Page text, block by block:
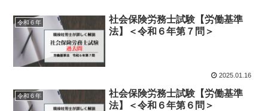
令和６年
社会保険労務士試験【労働基準
法】＜令和６年第７問＞
2025.01.16
令和６年
社会保険労務士試験【労働基準
法】＜令和６年第６問＞